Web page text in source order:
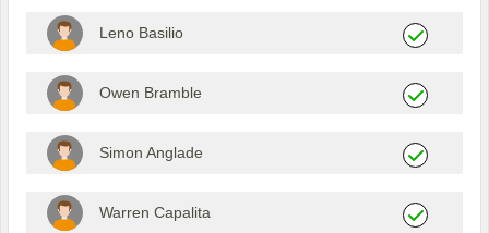
Leno Basilio
Owen Bramble
Simon Anglade
Warren Capalita